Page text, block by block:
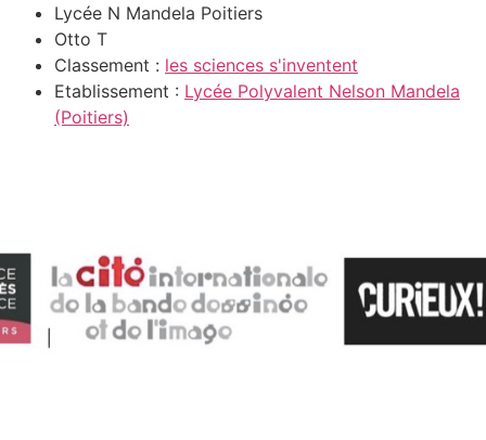
Lycée N Mandela Poitiers
Otto T
Classement : les sciences s'inventent
Etablissement : Lycée Polyvalent Nelson Mandela
(Poitiers)